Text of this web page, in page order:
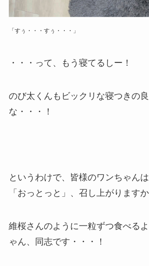
「すぅ・・・すぅ・・・」
・・・って、もう寝てるしー！
のび太くんもビックリな寝つきの
な・・・！
というわけで、皆様のワンちゃん
「おっとっと」、召し上がりますか
維桜さんのように一粒ずつ食べる
ゃん、同志です・・・！